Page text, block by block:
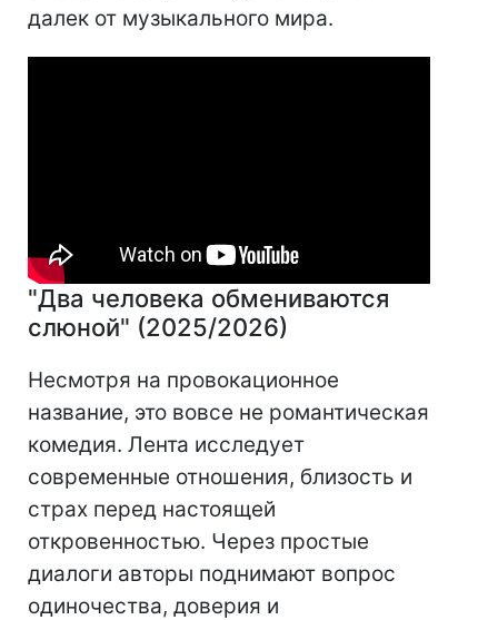
далек от музыкального мира.
"Два человека обмениваются
слюной" (2025/2026)
Несмотря на провокационное
название, это вовсе не романтическая
комедия. Лента исследует
современные отношения, близость и
страх перед настоящей
откровенностью. Через простые
диалоги авторы поднимают вопрос
одиночества, доверия и